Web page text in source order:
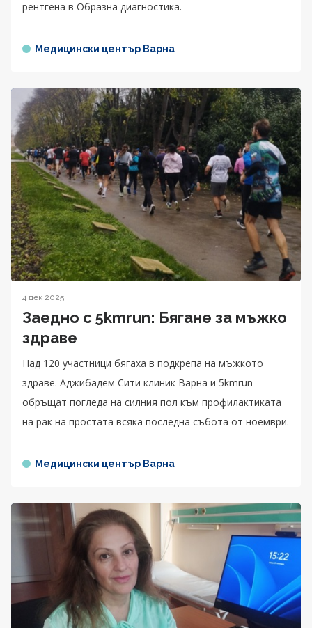
рентгена в Образна диагностика.
Медицински център Варна
4 дек 2025
Заедно с 5kmrun: Бягане за мъжко
здраве
Над 120 участници бягаха в подкрепа на мъжкото
здраве. Аджибадем Сити клиник Варна и 5kmrun
обръщат погледа на силния пол към профилактиката
на рак на простата всяка последна събота от ноември.
Медицински център Варна